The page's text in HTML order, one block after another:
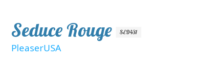
Seduce Rouge SED431
PleaserUSA